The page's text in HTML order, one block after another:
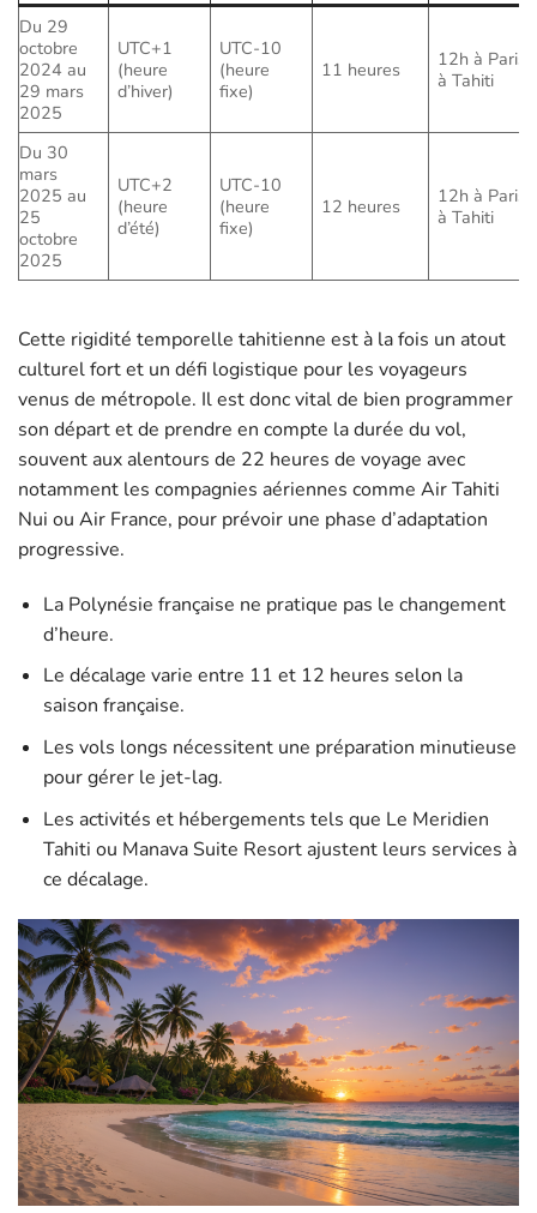
Du 29
octobre
2024 au
29 mars
2025
UTC+1
(heure
d’hiver)
UTC-10
(heure
fixe)
11 heures
12h à Paris
à Tahiti
Du 30
mars
2025 au
25
octobre
2025
UTC+2
(heure
d’été)
UTC-10
(heure
fixe)
12 heures
12h à Paris
à Tahiti
Cette rigidité temporelle tahitienne est à la fois un atout
culturel fort et un défi logistique pour les voyageurs
venus de métropole. Il est donc vital de bien programmer
son départ et de prendre en compte la durée du vol,
souvent aux alentours de 22 heures de voyage avec
notamment les compagnies aériennes comme Air Tahiti
Nui ou Air France, pour prévoir une phase d’adaptation
progressive.
La Polynésie française ne pratique pas le changement
d’heure.
Le décalage varie entre 11 et 12 heures selon la
saison française.
Les vols longs nécessitent une préparation minutieuse
pour gérer le jet-lag.
Les activités et hébergements tels que Le Meridien
Tahiti ou Manava Suite Resort ajustent leurs services à
ce décalage.